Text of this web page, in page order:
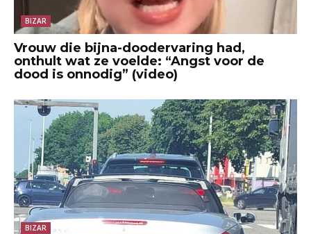
BIZAR
Vrouw die bijna-doodervaring had,
onthult wat ze voelde: “Angst voor de
dood is onnodig” (video)
BIZAR